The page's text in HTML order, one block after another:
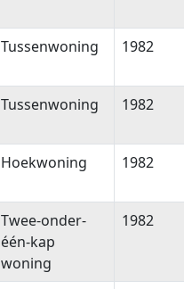
Tussenwoning 1982
Tussenwoning 1982
Hoekwoning 1982
Twee-onder-
één-kap
woning
1982